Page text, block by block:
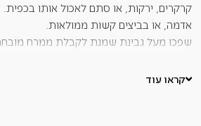
קרקרים, ירקות, או סתם לאכול אותו
אדמה, או בביצים קשות ממולאות.
שפכו מעל גבינת שמנת לקבלת ממרח
פלפל קאיין, סלרי ,זרעי חרדל.
קראו עוד